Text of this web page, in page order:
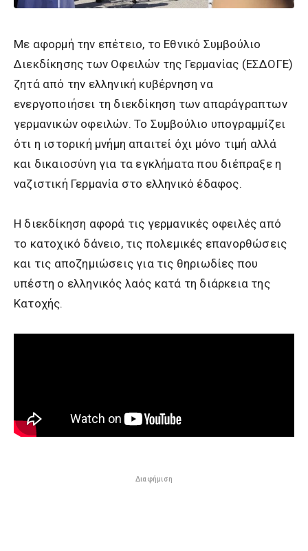
Με αφορμή την επέτειο, το Εθνικό Συμβούλιο
Διεκδίκησης των Οφειλών της Γερμανίας (ΕΣΔΟΓΕ)
ζητά από την ελληνική κυβέρνηση να
ενεργοποιήσει τη διεκδίκηση των απαράγραπτων
γερμανικών οφειλών. Το Συμβούλιο υπογραμμίζει
ότι η ιστορική μνήμη απαιτεί όχι μόνο τιμή αλλά
και δικαιοσύνη για τα εγκλήματα που διέπραξε η
ναζιστική Γερμανία στο ελληνικό έδαφος.
Η διεκδίκηση αφορά τις γερμανικές οφειλές από
το κατοχικό δάνειο, τις πολεμικές επανορθώσεις
και τις αποζημιώσεις για τις θηριωδίες που
υπέστη ο ελληνικός λαός κατά τη διάρκεια της
Κατοχής.
Διαφήμιση